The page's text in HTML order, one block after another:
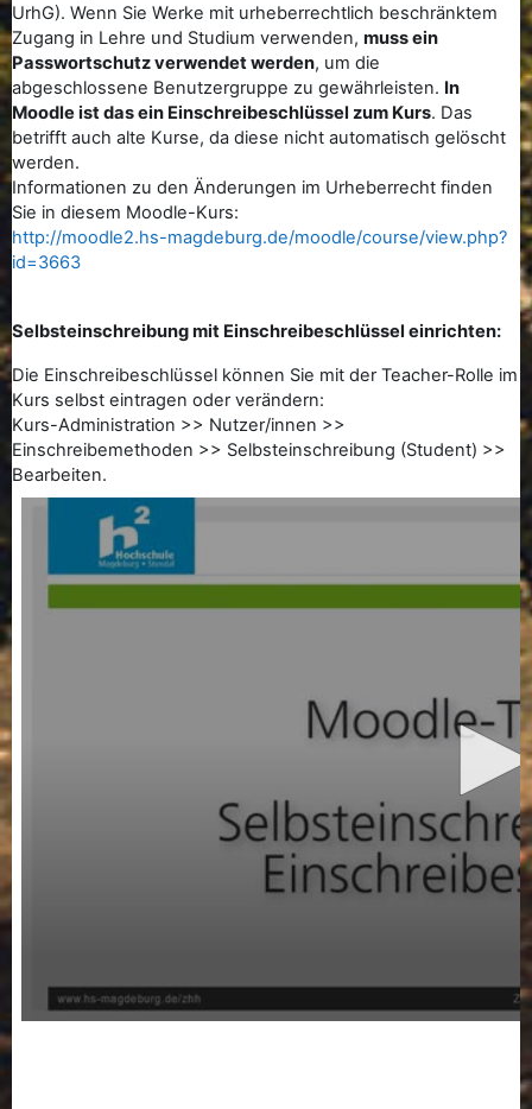
UrhG). Wenn Sie Werke mit urheberrechtlich beschränktem
Zugang in Lehre und Studium verwenden, muss ein
Passwortschutz verwendet werden, um die
abgeschlossene Benutzergruppe zu gewährleisten. In
Moodle ist das ein Einschreibeschlüssel zum Kurs. Das
betrifft auch alte Kurse, da diese nicht automatisch gelöscht
werden.
Informationen zu den Änderungen im Urheberrecht finden
Sie in diesem Moodle-Kurs:
http://moodle2.hs-magdeburg.de/moodle/course/view.php?
id=3663
Selbsteinschreibung mit Einschreibeschlüssel einrichten:
Die Einschreibeschlüssel können Sie mit der Teacher-Rolle im
Kurs selbst eintragen oder verändern:
Kurs-Administration >> Nutzer/innen >>
Einschreibemethoden >> Selbsteinschreibung (Student) >>
Bearbeiten.